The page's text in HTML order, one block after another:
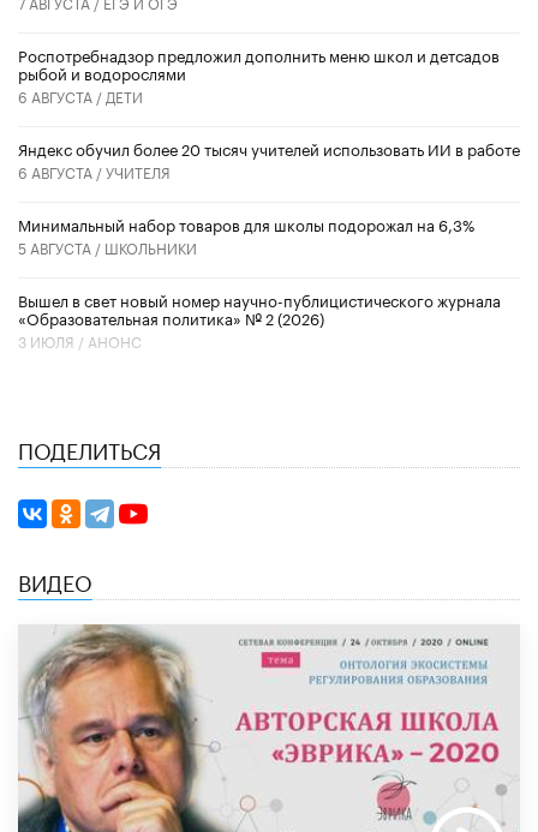
Роспотребнадзор предложил дополнить меню школ и детсадов
рыбой и водорослями
6 АВГУСТА / ДЕТИ
​Яндекс обучил более 20 тысяч учителей использовать ИИ в работе
6 АВГУСТА /УЧИТЕЛЯ
Минимальный набор товаров для школы подорожал на 6,3%
5 АВГУСТА / ШКОЛЬНИКИ
Вышел в свет новый номер научно-публицистического журнала
«Образовательная политика» № 2 (2026)
3 ИЮЛЯ / АНОНС
ПОДЕЛИТЬСЯ
ВИДЕО